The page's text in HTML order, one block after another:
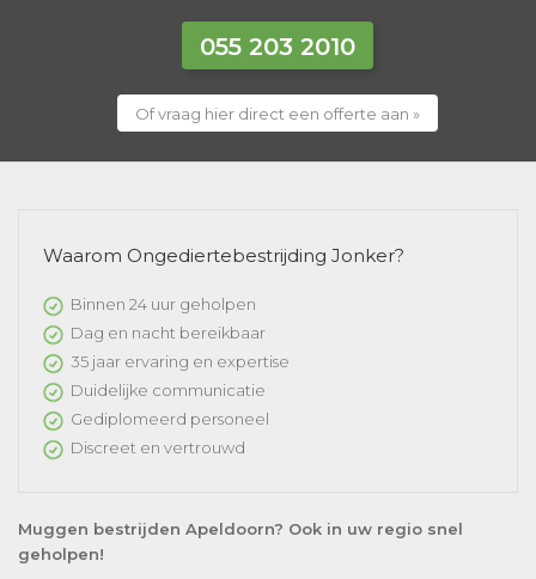
055 203 2010
Of vraag hier direct een offerte aan »
Waarom Ongediertebestrijding Jonker?
Binnen 24 uur geholpen
Dag en nacht bereikbaar
35 jaar ervaring en expertise
Duidelijke communicatie
Gediplomeerd personeel
Discreet en vertrouwd
Muggen bestrijden Apeldoorn? Ook in uw regio snel
geholpen!